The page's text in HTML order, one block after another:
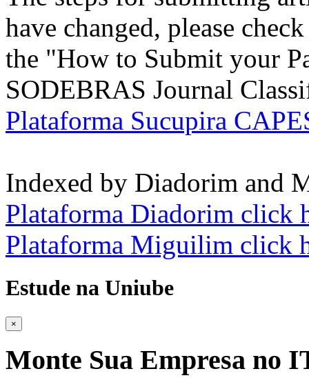
have changed, please
the "How to Submit your
SODEBRAS Journal
Plataforma Sucupira
Indexed by Diadorim and
Plataforma Diadorim click
Plataforma Miguilim click
Estude na Uniube
×
Monte Sua Empresa no